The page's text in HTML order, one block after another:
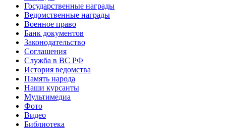
Государственные награды
Ведомственные награды
Военное право
Банк документов
Законодательство
Соглашения
Служба в ВС РФ
История ведомства
Память народа
Наши курсанты
Мультимедиа
Фото
Видео
Библиотека